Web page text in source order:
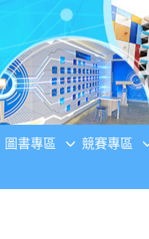
圖書專區 競賽專區